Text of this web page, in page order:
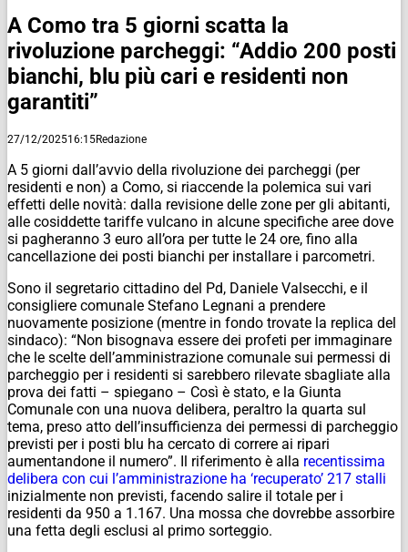
A Como tra 5 giorni scatta la
rivoluzione parcheggi: “Addio 200 posti
bianchi, blu più cari e residenti non
garantiti”
27/12/202516:15Redazione
A 5 giorni dall’avvio della rivoluzione dei parcheggi (per
residenti e non) a Como, si riaccende la polemica sui vari
effetti delle novità: dalla revisione delle zone per gli abitanti,
alle cosiddette tariffe vulcano in alcune specifiche aree dove
si pagheranno 3 euro all’ora per tutte le 24 ore, fino alla
cancellazione dei posti bianchi per installare i parcometri.
Sono il segretario cittadino del Pd, Daniele Valsecchi, e il
consigliere comunale Stefano Legnani a prendere
nuovamente posizione (mentre in fondo trovate la replica del
sindaco): “Non bisognava essere dei profeti per immaginare
che le scelte dell’amministrazione comunale sui permessi di
parcheggio per i residenti si sarebbero rilevate sbagliate alla
prova dei fatti – spiegano – Così è stato, e la Giunta
Comunale con una nuova delibera, peraltro la quarta sul
tema, preso atto dell’insufficienza dei permessi di parcheggio
previsti per i posti blu ha cercato di correre ai ripari
aumentandone il numero”. Il riferimento è alla recentissima
delibera con cui l’amministrazione ha ‘recuperato’ 217 stalli
inizialmente non previsti, facendo salire il totale per i
residenti da 950 a 1.167. Una mossa che dovrebbe assorbire
una fetta degli esclusi al primo sorteggio.